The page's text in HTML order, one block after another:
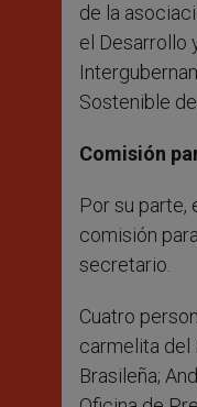
de la
el Desarrollo
Sostenible
Comisión
Por su parte,
comisión
secretario.
Cuatro
carmelita del
Brasileña;